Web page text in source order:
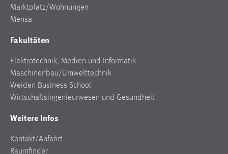
Marktplatz/Wohnungen
Mensa
Fakultäten
Elektrotechnik, Medien und Informatik
Maschinenbau/Umwelttechnik
Weiden Business School
Wirtschaftsingenieurwesen und Gesundheit
Weitere Infos
Kontakt/Anfahrt
Raumfinder